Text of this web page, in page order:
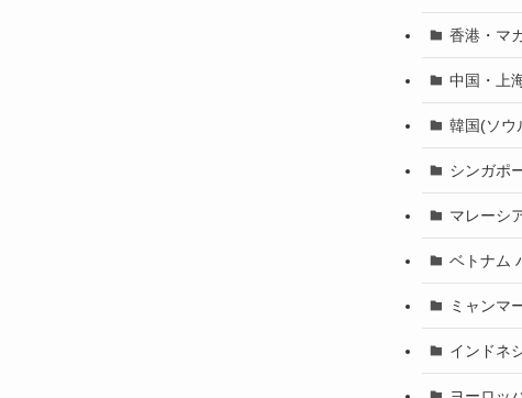
香港・マ
中国・上
韓国(ソウ
シンガポ
マレーシ
ベトナム
ミャンマ
インドネ